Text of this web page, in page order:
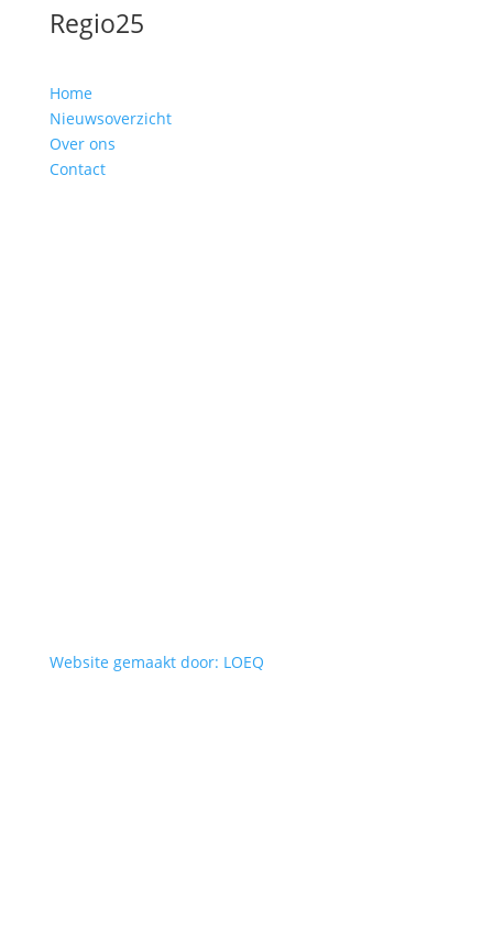
Regio25
Home
Nieuwsoverzicht
Over ons
Contact
Website gemaakt door: LOEQ